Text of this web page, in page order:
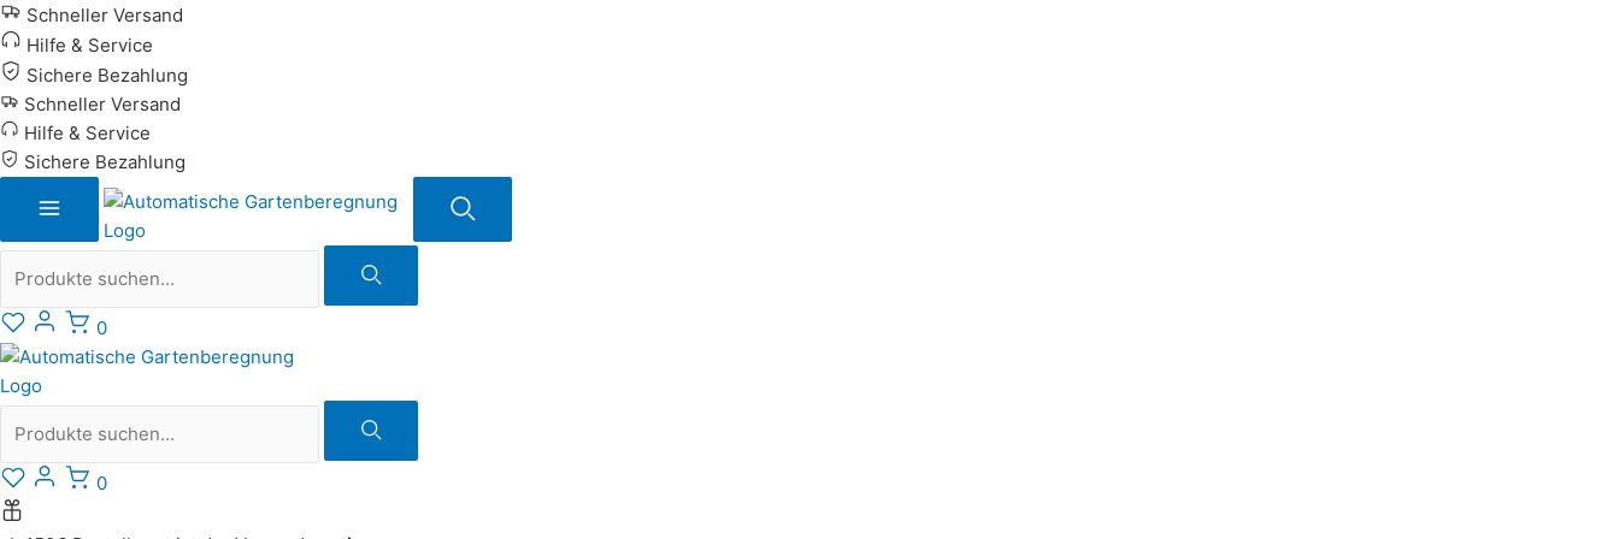
Zum
Inhalt
springen
Schneller Versand
Hilfe & Service
Sichere Bezahlung
Schneller Versand
Hilfe & Service
Sichere Bezahlung
Suche
0
Suche
0